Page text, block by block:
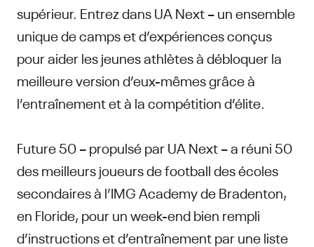
supérieur. Entrez dans UA Next – un ensemble
unique de camps et d’expériences conçus
pour aider les jeunes athlètes à débloquer la
meilleure version d’eux-mêmes grâce à
l’entraînement et à la compétition d’élite.
Future 50 – propulsé par UA Next – a réuni 50
des meilleurs joueurs de football des écoles
secondaires à l’IMG Academy de Bradenton,
en Floride, pour un week-end bien rempli
d’instructions et d’entraînement par une liste